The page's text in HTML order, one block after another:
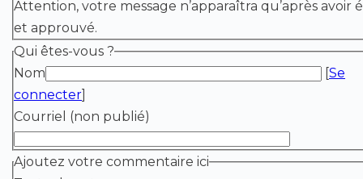
Attention, votre message n’apparaîtra qu’après avoir
et approuvé.
Qui êtes-vous ?
Nom
[Se
connecter]
Courriel (non publié)
Ajoutez votre commentaire ici